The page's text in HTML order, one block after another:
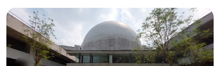
Manis Gurih Jakarta Festival Sukapura: Menikmati
Legenda 18 Tahun Kerak Telor Bang Ade